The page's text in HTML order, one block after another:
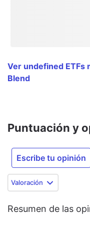
Ver undefined ETFs
Blend
Puntuación y
Escribe tu opinión
Valoración
Resumen de las